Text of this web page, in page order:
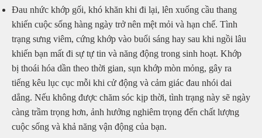
Đau nhức khớp gối, khó khăn khi đi lại, lên xuống cầu thang
khiến cuộc sống hàng ngày trở nên mệt mỏi và hạn chế. Tình
trạng sưng viêm, cứng khớp vào buổi sáng hay sau khi ngồi lâu
khiến bạn mất đi sự tự tin và năng động trong sinh hoạt. Khớp
bị thoái hóa dần theo thời gian, sụn khớp mòn mỏng, gây ra
tiếng kêu lục cục mỗi khi cử động và cảm giác đau nhói dai
dẳng. Nếu không được chăm sóc kịp thời, tình trạng này sẽ ngày
càng trầm trọng hơn, ảnh hưởng nghiêm trọng đến chất lượng
cuộc sống và khả năng vận động của bạn.